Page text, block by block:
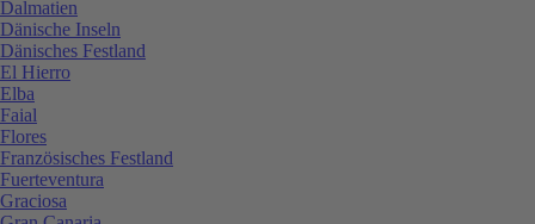
Dalmatien
Dänische Inseln
Dänisches Festland
El Hierro
Elba
Faial
Flores
Französisches Festland
Fuerteventura
Graciosa